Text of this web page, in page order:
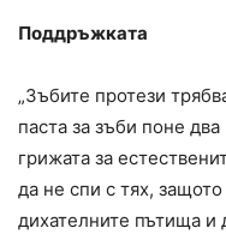
Поддръжката
„Зъбите протези
паста за зъби поне
грижата за
да не спи с тях,
дихателните пътища и